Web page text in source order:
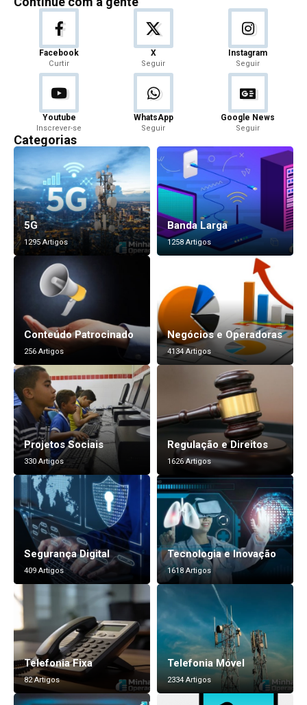
Facebook
Curtir
X
Seguir
Instagram
Seguir
Youtube
Inscrever-se
WhatsApp
Seguir
Google News
Seguir
Categorias
5G
1295 Artigos
Banda Larga
1258 Artigos
Conteúdo Patrocinado
256 Artigos
Negócios e Operadoras
4134 Artigos
Projetos Sociais
330 Artigos
Regulação e Direitos
1626 Artigos
Segurança Digital
409 Artigos
Tecnologia e Inovação
1618 Artigos
Telefonia Fixa
82 Artigos
Telefonia Móvel
2334 Artigos